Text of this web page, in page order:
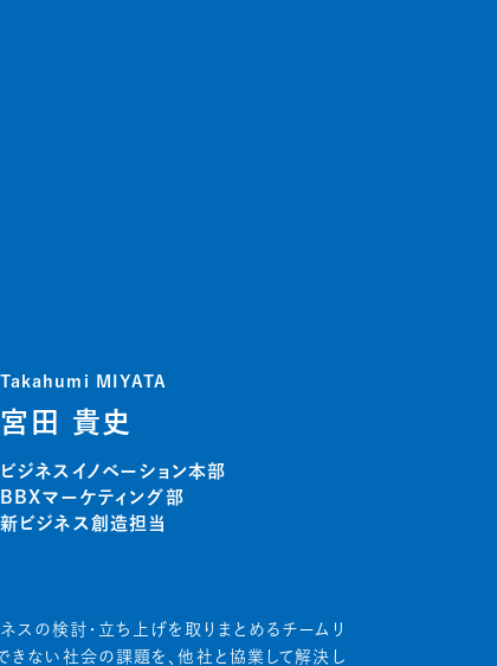
Takahumi MIYATA
宮田 貴史
ビジネスイノベーション本部
BBXマーケティング部
新ビジネス創造担当
スの検討・立ち上げを取りまとめるチームリ
きない社会の課題を、他社と協業して解決し